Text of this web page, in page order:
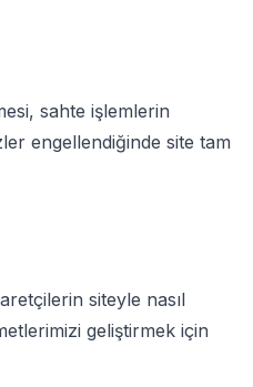
sahte işlemlerin
engellendiğinde site tam
siteyle nasıl
geliştirmek için